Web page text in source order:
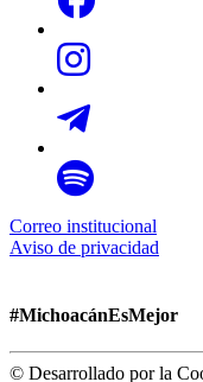
Correo institucional
Aviso de privacidad
#MichoacánEsMejor
© Desarrollado por la